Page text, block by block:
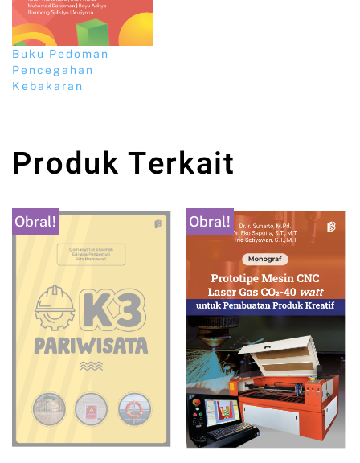
Buku Pedoman
Pencegahan
Kebakaran
Produk Terkait
Obral! Obral!